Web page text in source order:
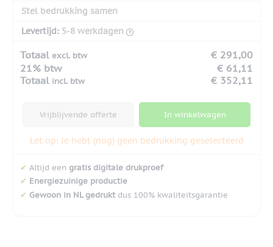
Stel bedrukking samen
Levertijd: 5-8 werkdagen
Totaal excl. btw
€ 291,00
21% btw
€ 61,11
Totaal incl. btw € 352,11
Vrijblijvende offerte In winkelwagen
Let op: Je hebt (nog) geen bedrukking geselecteerd
✔ Altijd een gratis digitale drukproef
✔ Energiezuinige productie
✔ Gewoon in NL gedruktdus 100% kwaliteitsgarantie